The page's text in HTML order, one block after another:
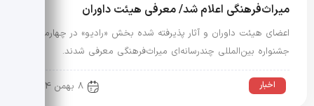
میراث‌فرهنگی اعلام شد/ معرفی هیئت داوران
اعضای هیئت داوران و آثار پذیرفته شده بخش «رادیو» در چهارمین
جشنواره بین‌المللی چندرسانه‌ای میراث‌فرهنگی معرفی شدند.
اخبار 8 بهمن 1404